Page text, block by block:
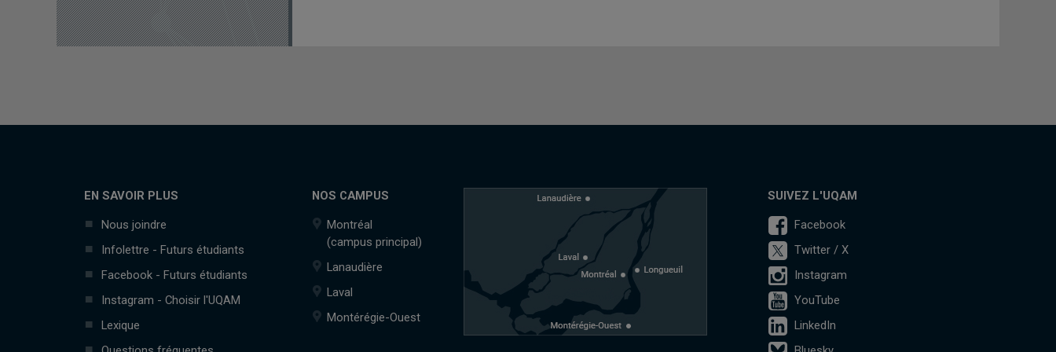
EN SAVOIR PLUS
Nous joindre
Infolettre - Futurs étudiants
Facebook - Futurs étudiants
Instagram - Choisir l'UQAM
Lexique
NOS CAMPUS
Montréal
(campus principal)
Lanaudière
Laval
Montérégie-Ouest
SUIVEZ L'UQAM
Facebook
Twitter / X
Instagram
YouTube
LinkedIn